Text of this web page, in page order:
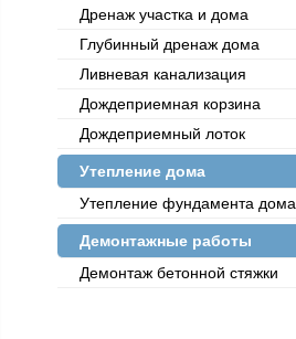
Дренаж участка и дома
Глубинный дренаж дома
Ливневая канализация
Дождеприемная корзина
Дождеприемный лоток
Утепление дома
Утепление фундамента дома
Демонтажные работы
Демонтаж бетонной стяжки